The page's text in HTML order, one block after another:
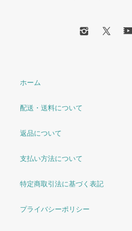
ホーム
配送・送料について
返品について
支払い方法について
特定商取引法に基づく表記
プライバシーポリシー